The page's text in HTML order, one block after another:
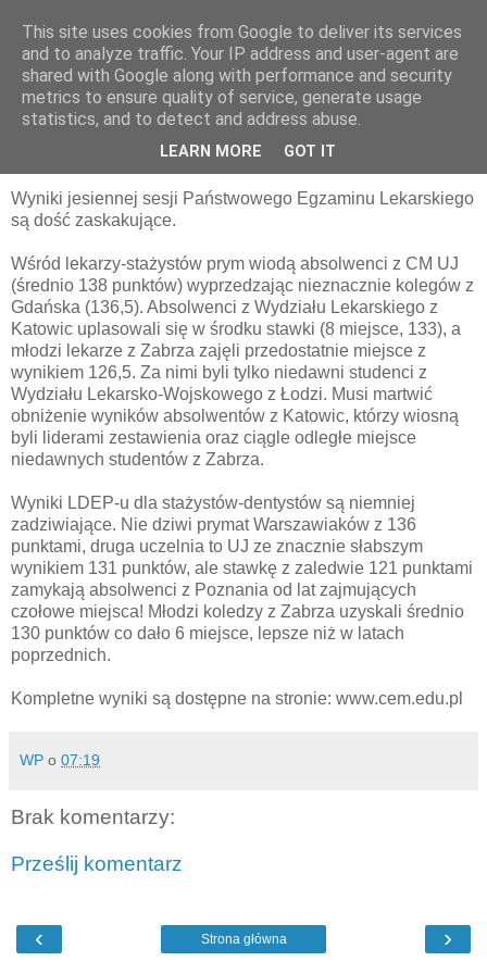
pluskiewicz.blogspot.com
środa, 28 września 2011
WYNIKI LEP-U i LDEP-U
Wyniki jesiennej sesji Państwowego Egzaminu Lekarskiego
są dość zaskakujące.
Wśród lekarzy-stażystów prym wiodą absolwenci z CM UJ
(średnio 138 punktów) wyprzedzając nieznacznie kolegów z
Gdańska (136,5). Absolwenci z Wydziału Lekarskiego z
Katowic uplasowali się w środku stawki (8 miejsce, 133), a
młodzi lekarze z Zabrza zajęli przedostatnie miejsce z
wynikiem 126,5. Za nimi byli tylko niedawni studenci z
Wydziału Lekarsko-Wojskowego z Łodzi. Musi martwić
obniżenie wyników absolwentów z Katowic, którzy wiosną
byli liderami zestawienia oraz ciągle odległe miejsce
niedawnych studentów z Zabrza.
Wyniki LDEP-u dla stażystów-dentystów są niemniej
zadziwiające. Nie dziwi prymat Warszawiaków z 136
punktami, druga uczelnia to UJ ze znacznie słabszym
wynikiem 131 punktów, ale stawkę z zaledwie 121 punktami
zamykają absolwenci z Poznania od lat zajmujących
czołowe miejsca! Młodzi koledzy z Zabrza uzyskali średnio
130 punktów co dało 6 miejsce, lepsze niż w latach
poprzednich.
Kompletne wyniki są dostępne na stronie: www.cem.edu.pl
WP o 07:19
Brak komentarzy:
Prześlij komentarz
‹ ›
Strona główna
This site uses cookies from Google to deliver its services
and to analyze traffic. Your IP address and user-agent are
shared with Google along with performance and security
metrics to ensure quality of service, generate usage
statistics, and to detect and address abuse.
LEARN MORE GOT IT